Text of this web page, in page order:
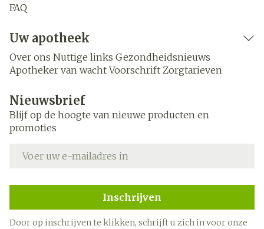
FAQ
Uw apotheek
Over ons Nuttige links Gezondheidsnieuws
Apotheker van wacht Voorschrift Zorgtarieven
Nieuwsbrief
Blijf op de hoogte van nieuwe producten en
promoties
Inschrijven
Door op inschrijven te klikken, schrijft u zich in voor onze